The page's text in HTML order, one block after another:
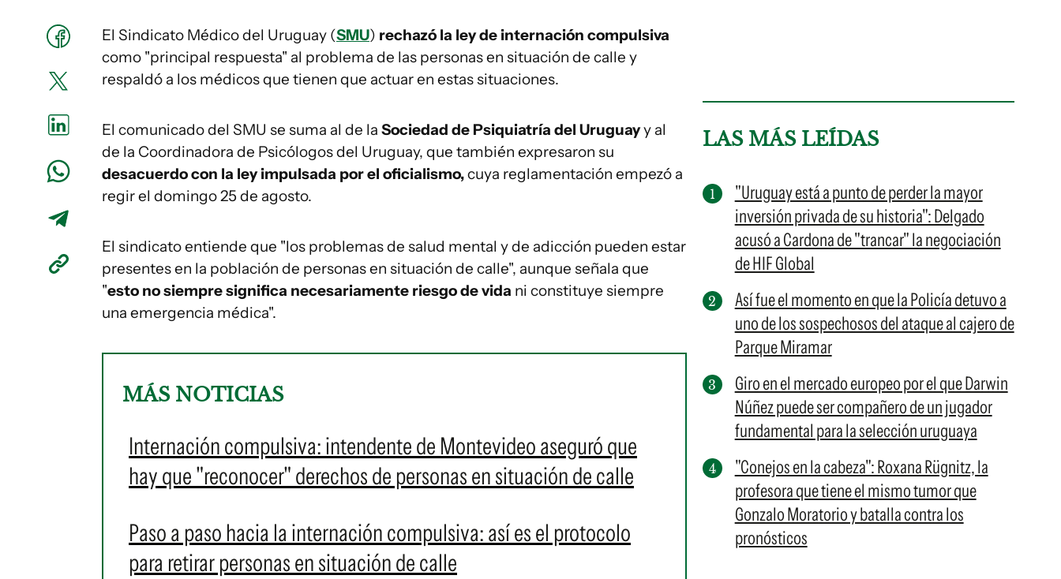
El Sindicato Médico del Uruguay (SMU) rechazó la ley de internación compulsiva
como "principal respuesta" al problema de las personas en situación de calle y
respaldó a los médicos que tienen que actuar en estas situaciones.
El comunicado del SMU se suma al de la Sociedad de Psiquiatría del Uruguayy al
de la Coordinadora de Psicólogos del Uruguay, que también expresaron su
desacuerdo con la ley impulsada por el oficialismo,cuya reglamentación empezó a
regir el domingo 25 de agosto.
El sindicato entiende que "los problemas de salud mental y de adicción pueden estar
presentes en la población de personas en situación de calle", aunque señala que
"esto no siempre significa necesariamente riesgo de vida ni constituye siempre
una emergencia médica".
MÁS NOTICIAS
Internación compulsiva: intendente de Montevideo aseguró que
hay que "reconocer" derechos de personas en situación de calle
Paso a paso hacia la internación compulsiva: así es el protocolo
para retirar personas en situación de calle
LAS MÁS LEÍDAS
"Uruguay está a punto de perder la mayor
inversión privada de su historia": Delgado
acusó a Cardona de "trancar" la negociación
de HIF Global
Así fue el momento en que la Policía detuvo a
uno de los sospechosos del ataque al cajero de
Parque Miramar
Giro en el mercado europeo por el que Darwin
Núñez puede ser compañero de un jugador
fundamental para la selección uruguaya
"Conejos en la cabeza": Roxana Rügnitz, la
profesora que tiene el mismo tumor que
Gonzalo Moratorio y batalla contra los
pronósticos